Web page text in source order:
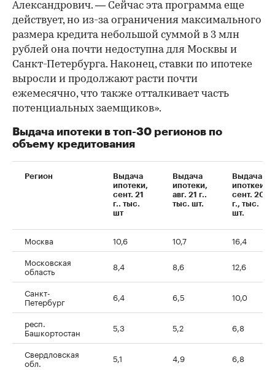
Александрович. — Сейчас эта программа еще
действует, но из-за ограничения максимального
размера кредита небольшой суммой в 3 млн
рублей она почти недоступна для Москвы и
Санкт-Петербурга. Наконец, ставки по ипотеке
выросли и продолжают расти почти
ежемесячно, что также отталкивает часть
потенциальных заемщиков».
Выдача ипотеки в топ-30 регионов по
объему кредитования
Регион
Выдача
ипотеки,
сент. 21
г.. тыс.
шт
Выдача
ипотеки,
авг. 21 г..
тыс. шт.
Выдача
ипоткеи.
сент. 20
г., тыс.
шт.
Москва 10,6 10,7
16,4
Московская
область 8,4 8,6 12,6
Санкт-
Петербург 6,4 6,5 10,0
респ.
Башкортостан 5,3 5,2 6,8
Свердловская
обл. 5,1 4,9 6,8